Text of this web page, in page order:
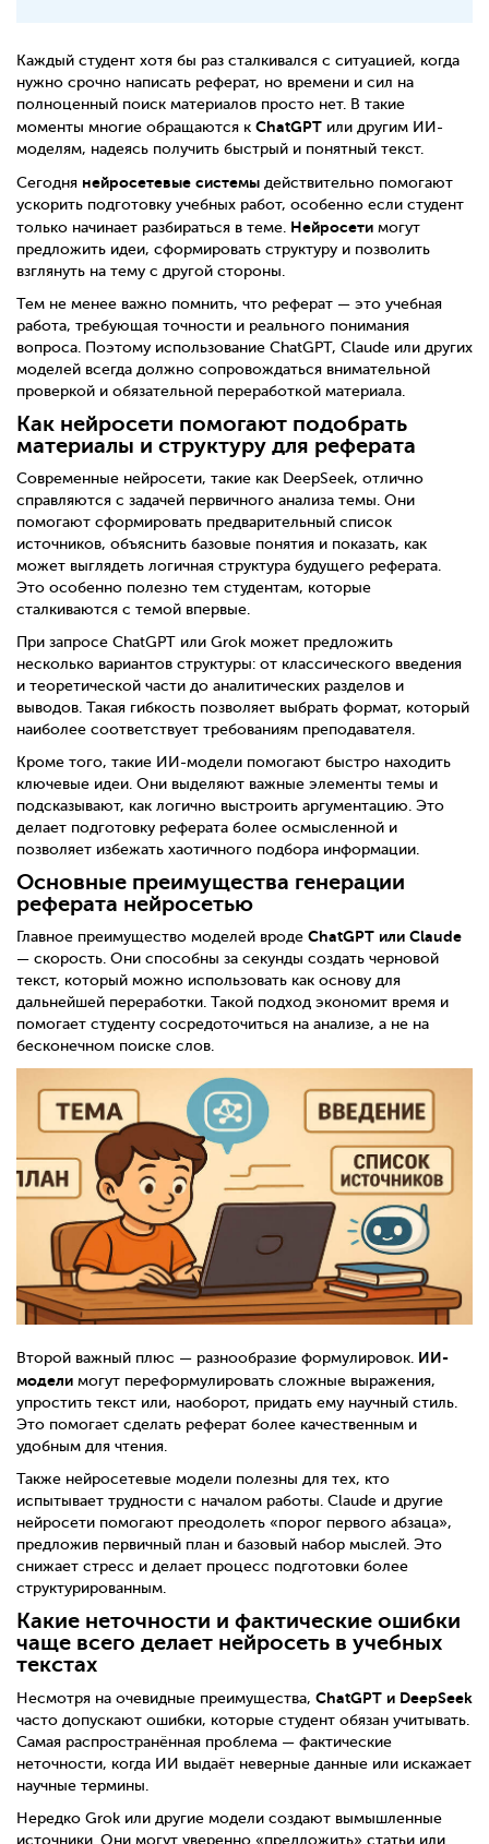
Каждый студент хотя бы раз сталкивался с ситуацией, когда
нужно срочно написать реферат, но времени и сил на
полноценный поиск материалов просто нет. В такие
моменты многие обращаются к ChatGPT или другим ИИ-
моделям, надеясь получить быстрый и понятный текст.
Сегодня нейросетевые системы действительно помогают
ускорить подготовку учебных работ, особенно если студент
только начинает разбираться в теме. Нейросети могут
предложить идеи, сформировать структуру и позволить
взглянуть на тему с другой стороны.
Тем не менее важно помнить, что реферат — это учебная
работа, требующая точности и реального понимания
вопроса. Поэтому использование ChatGPT, Claude или других
моделей всегда должно сопровождаться внимательной
проверкой и обязательной переработкой материала.
Как нейросети помогают подобрать
материалы и структуру для реферата
Современные нейросети, такие как DeepSeek, отлично
справляются с задачей первичного анализа темы. Они
помогают сформировать предварительный список
источников, объяснить базовые понятия и показать, как
может выглядеть логичная структура будущего реферата.
Это особенно полезно тем студентам, которые
сталкиваются с темой впервые.
При запросе ChatGPT или Grok может предложить
несколько вариантов структуры: от классического введения
и теоретической части до аналитических разделов и
выводов. Такая гибкость позволяет выбрать формат, который
наиболее соответствует требованиям преподавателя.
Кроме того, такие ИИ-модели помогают быстро находить
ключевые идеи. Они выделяют важные элементы темы и
подсказывают, как логично выстроить аргументацию. Это
делает подготовку реферата более осмысленной и
позволяет избежать хаотичного подбора информации.
Основные преимущества генерации
реферата нейросетью
Главное преимущество моделей вроде ChatGPT или Claude
— скорость. Они способны за секунды создать черновой
текст, который можно использовать как основу для
дальнейшей переработки. Такой подход экономит время и
помогает студенту сосредоточиться на анализе, а не на
бесконечном поиске слов.
Второй важный плюс — разнообразие формулировок. ИИ-
модели могут переформулировать сложные выражения,
упростить текст или, наоборот, придать ему научный стиль.
Это помогает сделать реферат более качественным и
удобным для чтения.
Также нейросетевые модели полезны для тех, кто
испытывает трудности с началом работы. Claude и другие
нейросети помогают преодолеть «порог первого абзаца»,
предложив первичный план и базовый набор мыслей. Это
снижает стресс и делает процесс подготовки более
структурированным.
Какие неточности и фактические ошибки
чаще всего делает нейросеть в учебных
текстах
Несмотря на очевидные преимущества, ChatGPT и DeepSeek
часто допускают ошибки, которые студент обязан учитывать.
Самая распространённая проблема — фактические
неточности, когда ИИ выдаёт неверные данные или искажает
научные термины.
Нередко Grok или другие модели создают вымышленные
источники. Они могут уверенно «предложить» статьи или